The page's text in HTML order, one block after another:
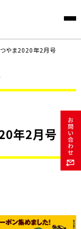
やま2020年2月号
年2月号